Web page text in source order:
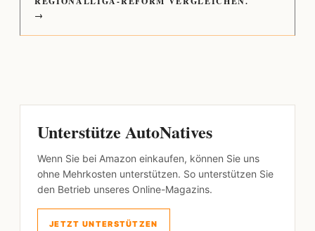
→
Unterstütze AutoNatives
Wenn Sie bei Amazon einkaufen, können Sie uns
ohne Mehrkosten unterstützen. So unterstützen Sie
den Betrieb unseres Online-Magazins.
JETZT UNTERSTÜTZEN